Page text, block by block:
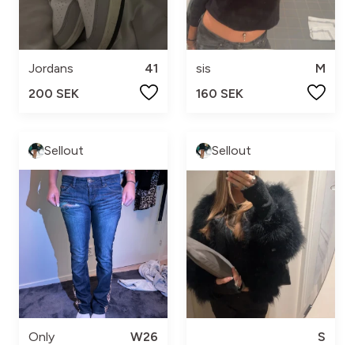
Jordans
41
200 SEK
sis
M
160 SEK
Sellout
Only
W26
Sellout
S